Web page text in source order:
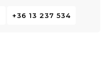
+36 13 237 534